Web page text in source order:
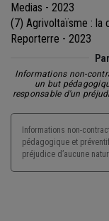
Medias - 2023
(7) Agrivoltaïsme : la
Reporterre - 2023
Informations non-
un but
responsable d'un
Informations non-
pédagogique et
préjudice d’aucune